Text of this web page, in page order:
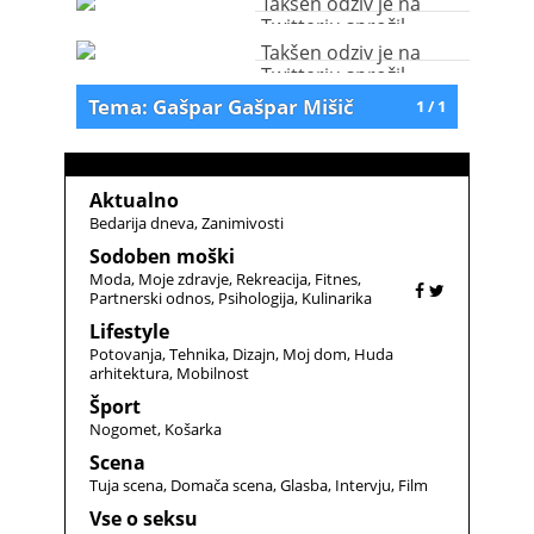
Twitterju sprožil
Gašpar Gašpar Mišič
Takšen odziv je na
Twitterju sprožil
Gašpar Gašpar Mišič
1 / 1
Tema: Gašpar Gašpar Mišič
Aktualno
Bedarija dneva Zanimivosti
Sodoben moški
Moda Moje zdravje Rekreacija Fitnes
Partnerski odnos Psihologija Kulinarika
Lifestyle
Potovanja Tehnika Dizajn Moj dom Huda
arhitektura Mobilnost
Šport
Nogomet Košarka
Scena
Tuja scena Domača scena Glasba Intervju Film
Vse o seksu